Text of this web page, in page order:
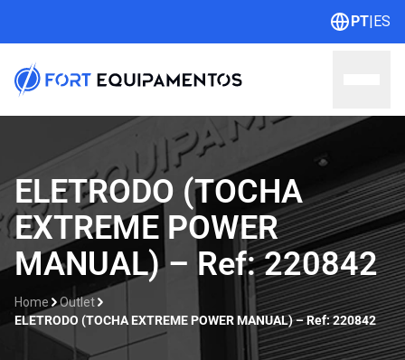
PT|ES
Home
Sobre nós
Linhas
ELETRODO (TOCHA
EXTREME POWER
MANUAL) – Ref: 220842
Home
Outlet
ELETRODO (TOCHA EXTREME POWER MANUAL) – Ref: 220842